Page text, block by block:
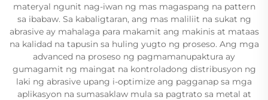
materyal ngunit nag-iwan ng mas magaspang na pattern
sa ibabaw. Sa kabaligtaran, ang mas maliliit na sukat ng
abrasive ay mahalaga para makamit ang makinis at mataas
na kalidad na tapusin sa huling yugto ng proseso. Ang mga
advanced na proseso ng pagmamanupaktura ay
gumagamit ng maingat na kontroladong distribusyon ng
laki ng abrasive upang i-optimize ang pagganap sa mga
aplikasyon na sumasaklaw mula sa pagtrato sa metal at